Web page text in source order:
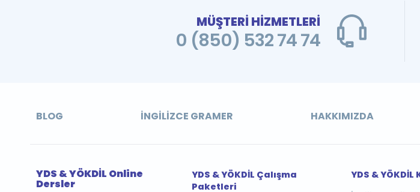
MÜŞTERİ HİZMETLERİ
0 (850) 532 74 74
BLOG İNGILIZCE GRAMER HAKKIMIZDA
YDS & YÖKDİL Online
Dersler
YDS & YÖKDİL Çalışma
Paketleri
YDS &